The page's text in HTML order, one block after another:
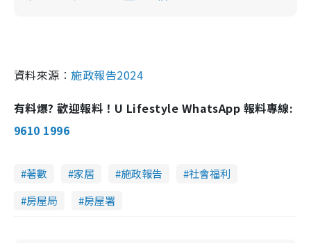
資料來源︰施政報告2024
有料爆? 歡迎報料！U Lifestyle WhatsApp 報料專線:
9610 1996
著數 家居 施政報告
社會福利
房屋局
房屋署